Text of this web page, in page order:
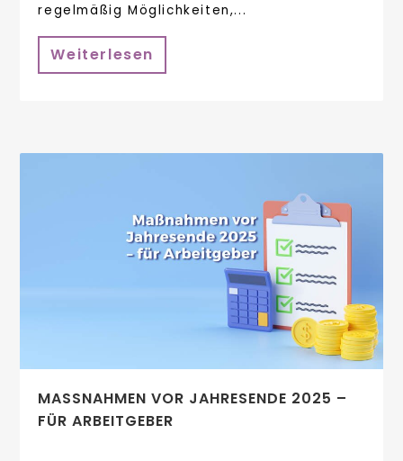
regelmäßig Möglichkeiten,...
Weiterlesen
MASSNAHMEN VOR JAHRESENDE 2025 – F
ÜR ARBEITGEBER